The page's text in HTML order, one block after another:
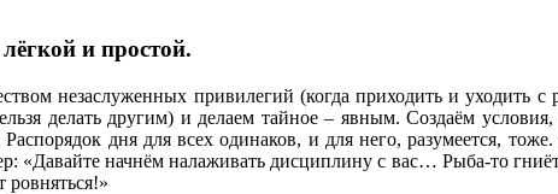
и простой.
незаслуженных привилегий (когда приходить и уходить
делать другим) и делаем тайное – явным. Создаём
дня для всех одинаков, и для него, разумеется,
«Давайте начнём налаживать дисциплину с вас… Рыба-то
ровняться!»